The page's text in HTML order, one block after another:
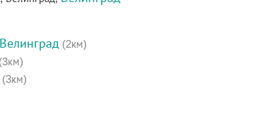
(2км)
(3км)
(3км)